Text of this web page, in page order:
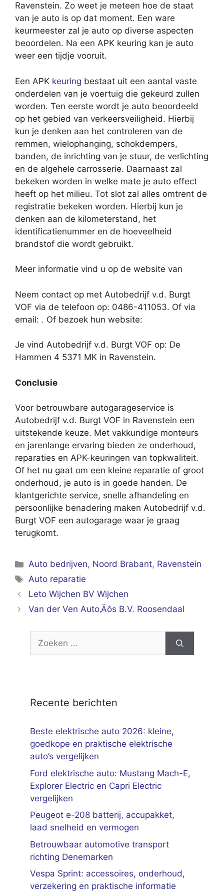
Ravenstein. Zo weet je meteen hoe de staat
van je auto is op dat moment. Een ware
keurmeester zal je auto op diverse aspecten
beoordelen. Na een APK keuring kan je auto
weer een tijdje vooruit.
Een APK keuring bestaat uit een aantal vaste
onderdelen van je voertuig die gekeurd zullen
worden. Ten eerste wordt je auto beoordeeld
op het gebied van verkeersveiligheid. Hierbij
kun je denken aan het controleren van de
remmen, wielophanging, schokdempers,
banden, de inrichting van je stuur, de verlichting
en de algehele carrosserie. Daarnaast zal
bekeken worden in welke mate je auto effect
heeft op het milieu. Tot slot zal alles omtrent de
registratie bekeken worden. Hierbij kun je
denken aan de kilometerstand, het
identificatienummer en de hoeveelheid
brandstof die wordt gebruikt.
Meer informatie vind u op de website van
Neem contact op met Autobedrijf v.d. Burgt
VOF via de telefoon op: 0486-411053. Of via
email: . Of bezoek hun website:
Je vind Autobedrijf v.d. Burgt VOF op: De
Hammen 4 5371 MK in Ravenstein.
Conclusie
Voor betrouwbare autogarageservice is
Autobedrijf v.d. Burgt VOF in Ravenstein een
uitstekende keuze. Met vakkundige monteurs
en jarenlange ervaring bieden ze onderhoud,
reparaties en APK-keuringen van topkwaliteit.
Of het nu gaat om een kleine reparatie of groot
onderhoud, je auto is in goede handen. De
klantgerichte service, snelle afhandeling en
persoonlijke benadering maken Autobedrijf v.d.
Burgt VOF een autogarage waar je graag
terugkomt.
Categorieën
Auto bedrijven, Noord Brabant, Ravenstein
Tags
Auto reparatie
Leto Wijchen BV Wijchen
Van der Ven Auto‚Äôs B.V. Roosendaal
Zoek
Recente berichten
Beste elektrische auto 2026: kleine,
goedkope en praktische elektrische
auto’s vergelijken
Ford elektrische auto: Mustang Mach-E,
Explorer Electric en Capri Electric
vergelijken
Peugeot e-208 batterij, accupakket,
laad snelheid en vermogen
Betrouwbaar automotive transport
richting Denemarken
Vespa Sprint: accessoires, onderhoud,
verzekering en praktische informatie